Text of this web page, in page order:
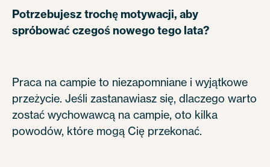
Potrzebujesz trochę motywacji, aby
spróbować czegoś nowego tego lata?
Praca na campie to niezapomniane i wyjątkowe
przeżycie. Jeśli zastanawiasz się, dlaczego warto
zostać wychowawcą na campie, oto kilka
powodów, które mogą Cię przekonać.